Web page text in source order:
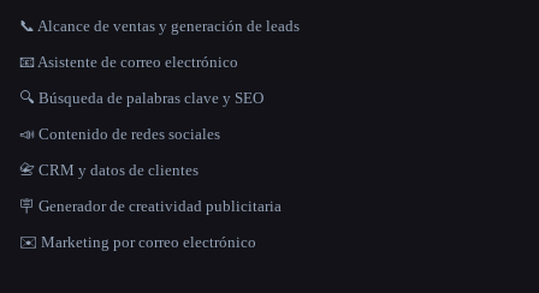
📞 Alcance de ventas y generación de leads
📧 Asistente de correo electrónico
🔍 Búsqueda de palabras clave y SEO
📣 Contenido de redes sociales
📇 CRM y datos de clientes
🪧 Generador de creatividad publicitaria
✉️ Marketing por correo electrónico